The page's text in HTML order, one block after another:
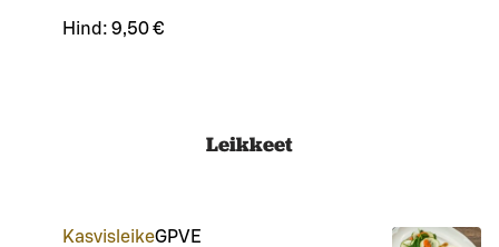
Hind: 9,50 €
Leikkeet
KasvisleikeGPVE